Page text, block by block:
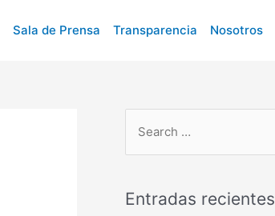
Sala de Prensa Transparencia Nosotros
c
Entradas recientes